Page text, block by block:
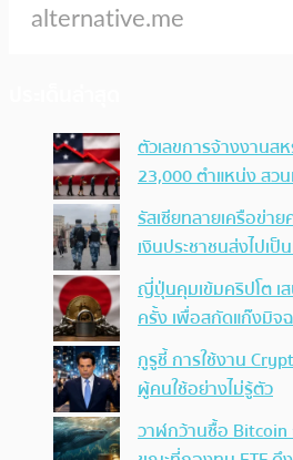
ตัวเลขการจ้างงาน
23,000 ตำแหน่ง สว
รัสเซียทลายเครือข่า
เงินประชาชนส่งไปเป็
ญี่ปุ่นคุมเข้มคริปโต เ
ครั้ง เพื่อสกัดแก๊งมิจ
กูรูชี้ การใช้งาน
ผู้คนใช้อย่างไม่รู้ตัว
วาฬกว้านซื้อ